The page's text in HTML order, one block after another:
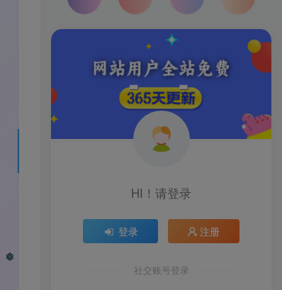
电商，新手小白 简单操作，
长期稳定 日收入500＋
2年前 1W+人已阅读
TOP4
发行人计划蛋仔派对全新玩
法，一天3000＋，蓝海暴力
变现2年前
公众号S粉新玩法，简单操
作、多重变现，每日收益1k
2年前
TOP6
HI！请登录
登录 注册
社交账号登录